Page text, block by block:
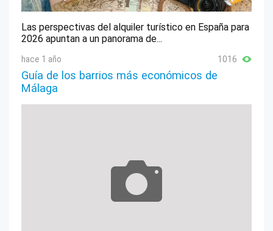
Las perspectivas del alquiler turístico en España para
2026 apuntan a un panorama de...
hace 1 año 1016
Guía de los barrios más económicos de
Málaga